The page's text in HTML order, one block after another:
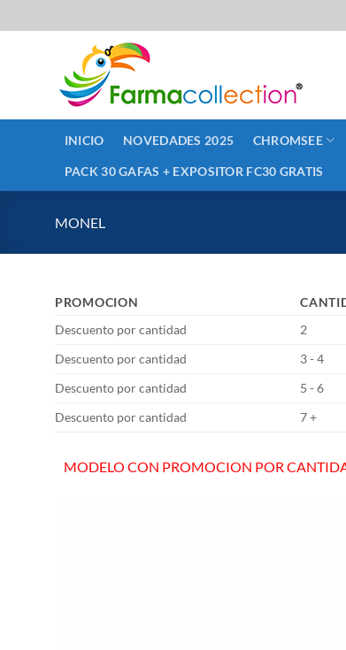
al
INICIO NOVEDADES 2025 CHROMSEE
PACK 30 GAFAS + EXPOSITOR FC30 GRATIS
MONEL
PROMOCION
Descuento por cantidad
2
Descuento por cantidad
3 - 4
Descuento por cantidad
5 - 6
Descuento por cantidad
7 +
MODELO CON PROMOCION POR